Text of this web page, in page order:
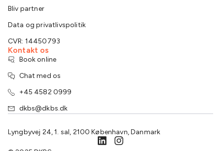
Bliv partner
Data og privatlivspolitik
CVR: 14450793
Kontakt os
Book online
Chat med os
+45 4582 0999
dkbs@dkbs.dk
Lyngbyvej 24, 1. sal, 2100 København, Danmark